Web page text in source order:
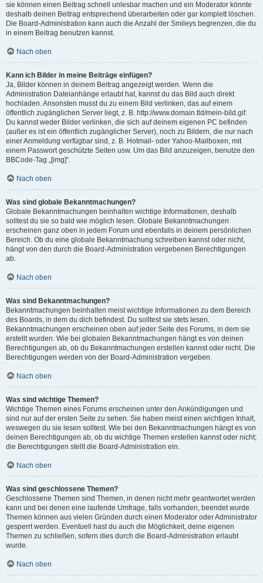
sie können einen Beitrag schnell unlesbar machen und ein Moderator könnte
deshalb deinen Beitrag entsprechend überarbeiten oder gar komplett löschen.
Die Board-Administration kann auch die Anzahl der Smileys begrenzen, die du
in einem Beitrag benutzen kannst.
Nach oben
Kann ich Bilder in meine Beiträge einfügen?
Ja, Bilder können in deinem Beitrag angezeigt werden. Wenn die
Administration Dateianhänge erlaubt hat, kannst du das Bild auch direkt
hochladen. Ansonsten musst du zu einem Bild verlinken, das auf einem
öffentlich zugänglichen Server liegt, z. B. http://www.domain.tld/mein-bild.gif.
Du kannst weder Bilder verlinken, die sich auf deinem eigenen PC befinden
(außer es ist ein öffentlich zugänglicher Server), noch zu Bildern, die nur nach
einer Anmeldung verfügbar sind, z. B. Hotmail- oder Yahoo-Mailboxen, mit
einem Passwort geschützte Seiten usw. Um das Bild anzuzeigen, benutze den
BBCode-Tag „[img]“.
Nach oben
Was sind globale Bekanntmachungen?
Globale Bekanntmachungen beinhalten wichtige Informationen, deshalb
solltest du sie so bald wie möglich lesen. Globale Bekanntmachungen
erscheinen ganz oben in jedem Forum und ebenfalls in deinem persönlichen
Bereich. Ob du eine globale Bekanntmachung schreiben kannst oder nicht,
hängt von den durch die Board-Administration vergebenen Berechtigungen
ab.
Nach oben
Was sind Bekanntmachungen?
Bekanntmachungen beinhalten meist wichtige Informationen zu dem Bereich
des Boards, in dem du dich befindest. Du solltest sie stets lesen.
Bekanntmachungen erscheinen oben auf jeder Seite des Forums, in dem sie
erstellt wurden. Wie bei globalen Bekanntmachungen hängt es von deinen
Berechtigungen ab, ob du Bekanntmachungen erstellen kannst oder nicht. Die
Berechtigungen werden von der Board-Administration vergeben.
Nach oben
Was sind wichtige Themen?
Wichtige Themen eines Forums erscheinen unter den Ankündigungen und
sind nur auf der ersten Seite zu sehen. Sie haben meist einen wichtigen Inhalt,
weswegen du sie lesen solltest. Wie bei den Bekanntmachungen hängt es von
deinen Berechtigungen ab, ob du wichtige Themen erstellen kannst oder nicht;
die Berechtigungen stellt die Board-Administration ein.
Nach oben
Was sind geschlossene Themen?
Geschlossene Themen sind Themen, in denen nicht mehr geantwortet werden
kann und bei denen eine laufende Umfrage, falls vorhanden, beendet wurde.
Themen können aus vielen Gründen durch einen Moderator oder Administrator
gesperrt werden. Eventuell hast du auch die Möglichkeit, deine eigenen
Themen zu schließen, sofern dies durch die Board-Administration erlaubt
wurde.
Nach oben